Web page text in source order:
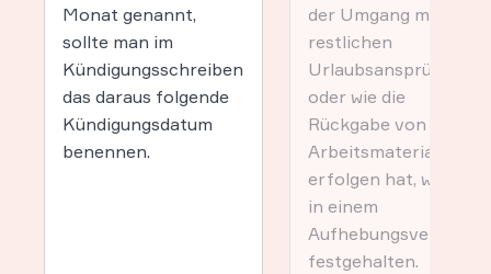
Monat genannt,
sollte man im
Kündigungsschreiben
das daraus folgende
Kündigungsdatum
benennen.
der Umgang mit
restlichen
Urlaubsansprüchen
oder wie die
Rückgabe von
Arbeitsmaterialien zu
erfolgen hat, werden
in einem
Aufhebungsvertrag
festgehalten.